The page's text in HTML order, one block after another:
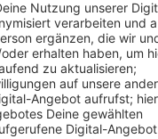
erwirtschaftet, und
den Mitarbeitern
wird nun
Sportpark
an der Energie- und